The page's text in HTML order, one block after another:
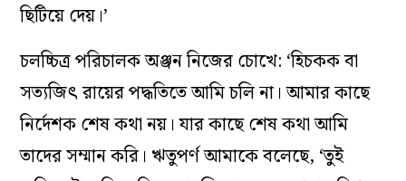
ছিটিয়ে দেয়।’
চলচ্চিত্র পরিচালক অঞ্জন নিজের চোখে: ‘হিচকক বা
সত্যজিৎ রায়ের পদ্ধতিতে আমি চলি না। আমার কাছে
নির্দেশক শেষ কথা নয়। যার কাছে শেষ কথা আমি
তাদের সম্মান করি। ঋতুপর্ণ আমাকে বলেছে, ‘তুই